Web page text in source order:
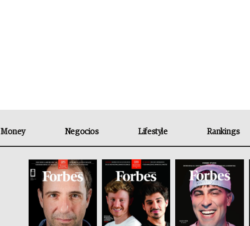
Money Negocios Lifestyle Rankings